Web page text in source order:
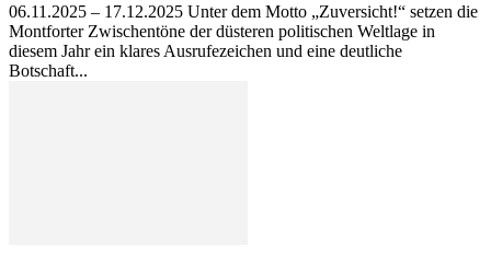
06.11.2025 – 17.12.2025 Unter dem Motto „Zuversicht!“ setzen die
Montforter Zwischentöne der düsteren politischen Weltlage in
diesem Jahr ein klares Ausrufezeichen und eine deutliche
Botschaft...